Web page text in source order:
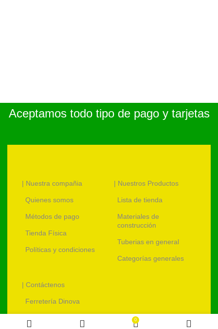
Aceptamos todo tipo de pago y tarjetas
| Nuestra compañia
Quienes somos
Métodos de pago
Tienda Física
Políticas y condiciones
| Nuestros Productos
Lista de tienda
Materiales de
construcción
Tuberias en general
Categorías generales
| Contáctenos
Ferretería Dinova
0